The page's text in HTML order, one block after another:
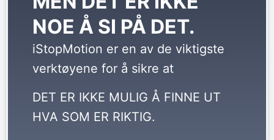
NOE Å SI PÅ DET.
iStopMotion er en av de viktigste
verktøyene for å sikre at
DET ER IKKE MULIG Å FINNE UT
HVA SOM ER RIKTIG.